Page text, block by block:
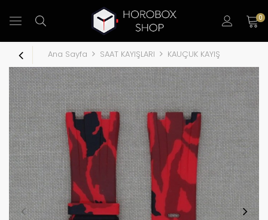
0
Ana Sayfa SAAT KAYIŞLARI KAUÇUK KAYIŞ